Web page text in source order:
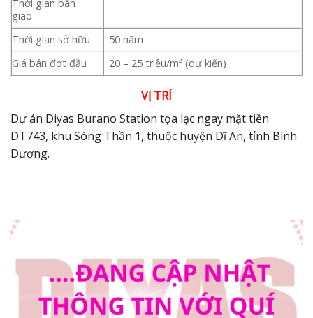
Thời gian bàn
giao
Thời gian sở hữu
50 năm
Giá bán đợt đầu
20 – 25 triệu/m² (dự kiến)
VỊ TRÍ
Dự án Diyas Burano Station tọa lạc ngay mặt tiền
DT743, khu Sóng Thần 1, thuộc huyện Dĩ An, tỉnh Bình
Dương.